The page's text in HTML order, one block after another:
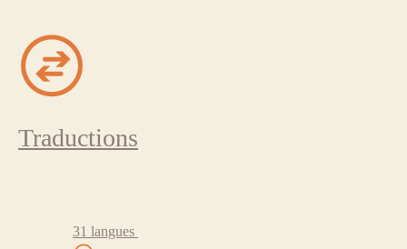
Traductions
31 langues